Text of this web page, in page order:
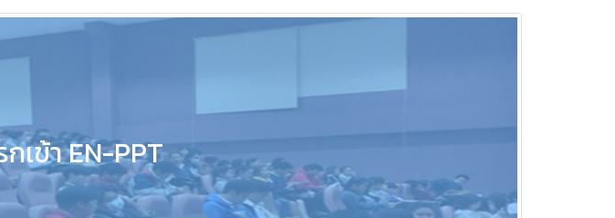
เข้า EN-PPT